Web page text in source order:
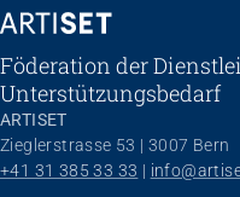
ARTISET
Föderation der
Unterstützungsbedarf
ARTISET
Zieglerstrasse 53 | 3007 Bern
+41 31 385 33 33 |